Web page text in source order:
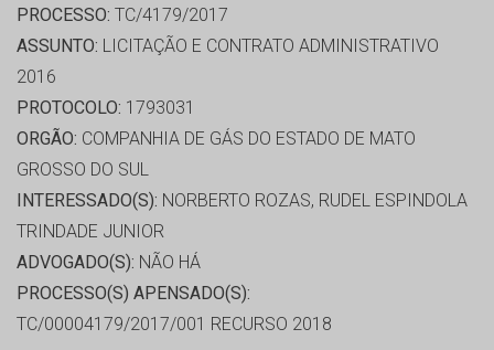
PROCESSO: TC/4179/2017
ASSUNTO: LICITAÇÃO E CONTRATO ADMINISTRATIVO
2016
PROTOCOLO: 1793031
ORGÃO: COMPANHIA DE GÁS DO ESTADO DE MATO
GROSSO DO SUL
INTERESSADO(S): NORBERTO ROZAS, RUDEL ESPINDOLA
TRINDADE JUNIOR
ADVOGADO(S): NÃO HÁ
PROCESSO(S) APENSADO(S):
TC/00004179/2017/001 RECURSO 2018